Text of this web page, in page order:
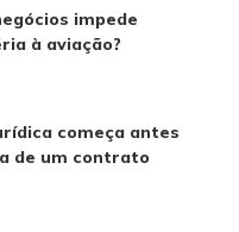
impede
à aviação?
começa antes
de um contrato